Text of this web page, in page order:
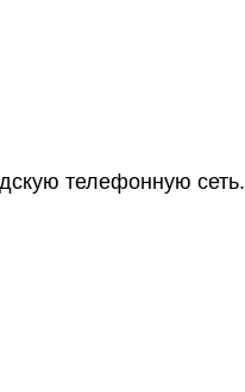
телефонную сеть.